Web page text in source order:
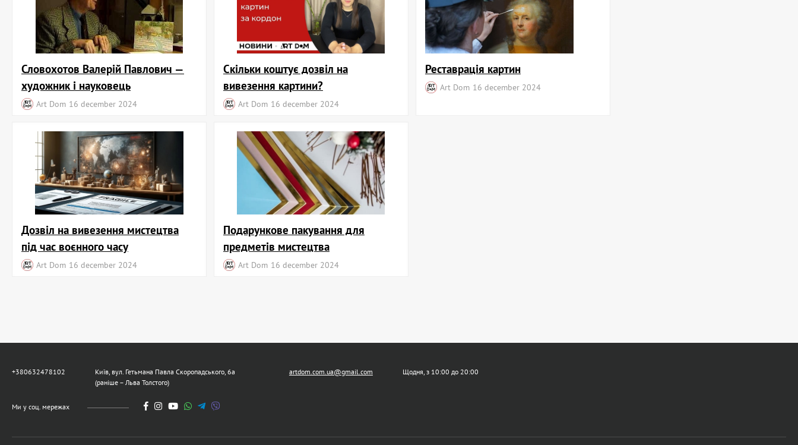
Словохотов Валерій Павлович —
художник і науковець
Art Dom 16 december 2024
Скільки коштує дозвіл на
вивезення картини?
Art Dom 16 december 2024
Реставрація картин
Art Dom 16 december 2024
Дозвіл на вивезення мистецтва
під час воєнного часу
Art Dom 16 december 2024
Подарункове пакування для
предметів мистецтва
Art Dom 16 december 2024
+380632478102
Київ, вул. Гетьмана Павла Скоропадського, 6а
(раніше – Льва Толстого)
artdom.com.ua@gmail.com Щодня, з 10:00 до 20:00
Ми у соц. мережах